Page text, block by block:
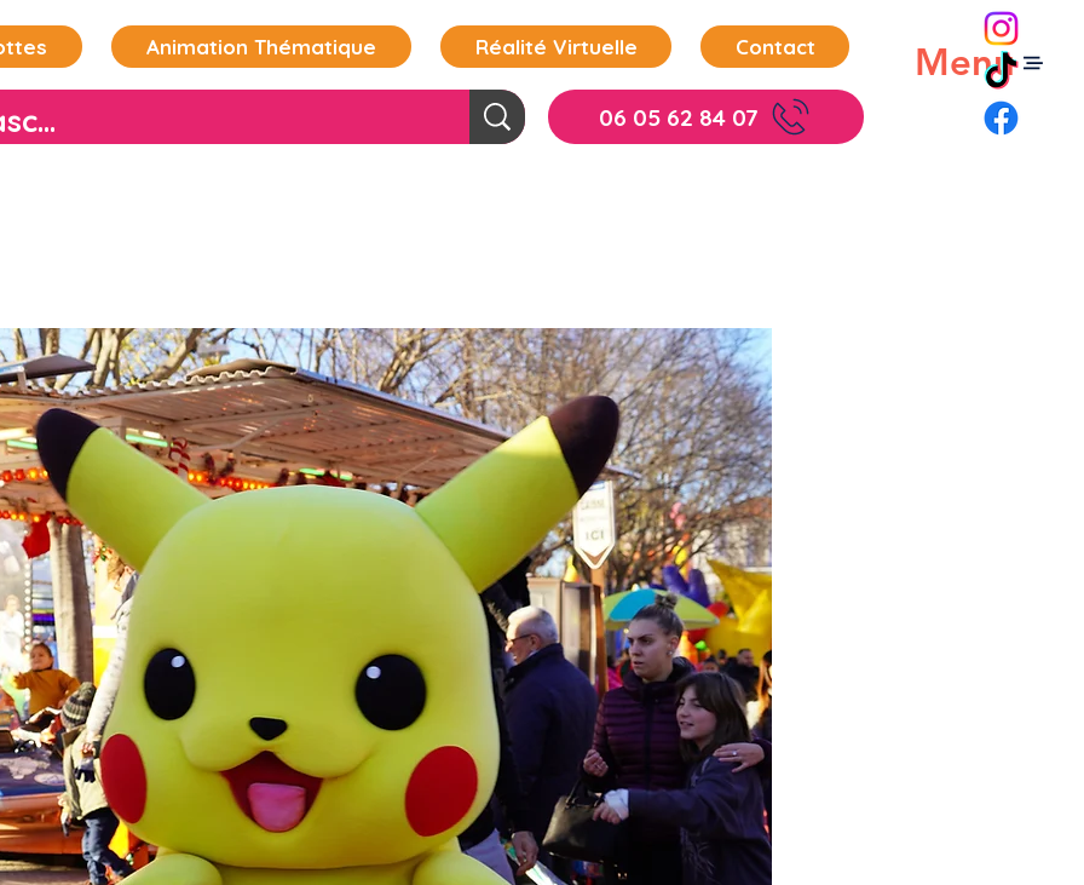
Animation Thématique Réalité Virtuelle Contact
06 05 62 84 07
Menu